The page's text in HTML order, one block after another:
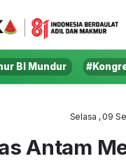
BI Mundur
Selasa , 09
Antam